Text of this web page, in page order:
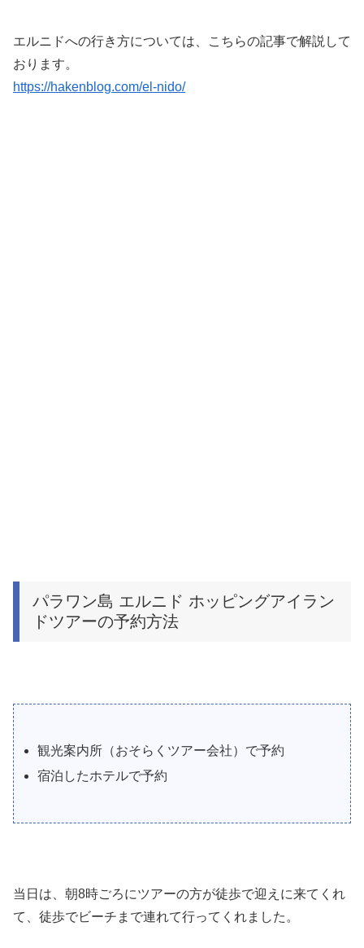
エルニドへの行き方については、こちらの記事で解説して
おります。
https://hakenblog.com/el-nido/
パラワン島 エルニド ホッピングアイラン
ドツアーの予約方法
観光案内所（おそらくツアー会社）で予約
宿泊したホテルで予約
当日は、朝8時ごろにツアーの方が徒歩で迎えに来てくれ
て、徒歩でビーチまで連れて行ってくれました。